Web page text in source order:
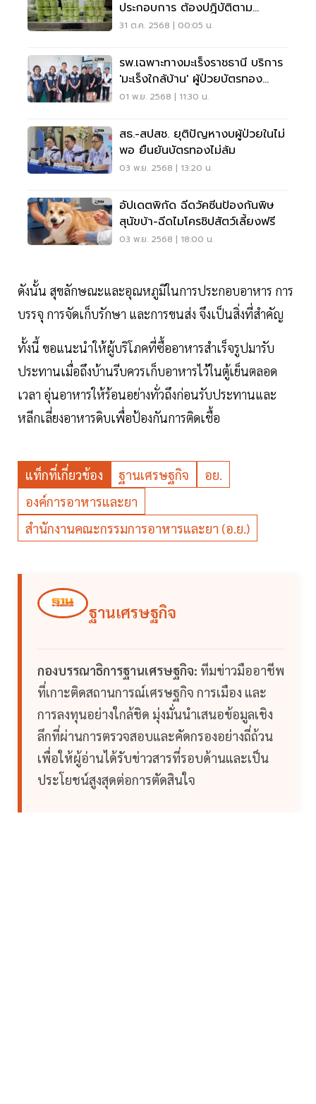
ประกอบการ ต้องปฎิบัติตาม
กฎหมายอย่างเคร่งครัด
31 ต.ค. 2568 | 00:05 น.
รพ.เฉพาะทางมะเร็งราชธานี บริการ
'มะเร็งใกล้บ้าน' ผู้ป่วยบัตรทอง
แล้ว148 ราย
01 พ.ย. 2568 | 11:30 น.
สธ.-สปสช. ยุติปัญหางบผู้ป่วยในไม่
พอ ยืนยันบัตรทองไม่ล้ม
03 พ.ย. 2568 | 13:20 น.
อัปเดตพิกัด ฉีดวัคซีนป้องกันพิษ
สุนัขบ้า-ฉีดไมโครชิปสัตว์เลี้ยงฟรี
03 พ.ย. 2568 | 18:00 น.
ดังนั้น สุขลักษณะและอุณหภูมิในการประกอบอาหาร การ
บรรจุ การจัดเก็บรักษา และการขนส่ง จึงเป็นสิ่งที่สำคัญ
ทั้งนี้ ขอแนะนำให้ผู้บริโภคที่ซื้ออาหารสำเร็จรูปมารับ
ประทานเมื่อถึงบ้านรีบควรเก็บอาหารไว้ในตู้เย็นตลอด
เวลา อุ่นอาหารให้ร้อนอย่างทั่วถึงก่อนรับประทานและ
หลีกเลี่ยงอาหารดิบเพื่อป้องกันการติดเชื้อ
แท็กที่เกี่ยวข้อง ฐานเศรษฐกิจ
อย.
องค์การอาหารและยา
สำนักงานคณะกรรมการอาหารและยา (อ.ย.)
ฐานเศรษฐกิจ
กองบรรณาธิการฐานเศรษฐกิจ: ทีมข่าวมืออาชีพ
ที่เกาะติดสถานการณ์เศรษฐกิจ การเมือง และ
การลงทุนอย่างใกล้ชิด มุ่งมั่นนำเสนอข้อมูลเชิง
ลึกที่ผ่านการตรวจสอบและคัดกรองอย่างถี่ถ้วน
เพื่อให้ผู้อ่านได้รับข่าวสารที่รอบด้านและเป็น
ประโยชน์สูงสุดต่อการตัดสินใจ